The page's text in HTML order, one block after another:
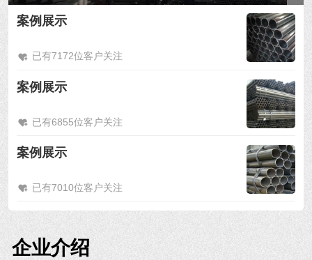
案例展示
已有7172位客户关注
案例展示
已有6855位客户关注
案例展示
已有7010位客户关注
企业介绍